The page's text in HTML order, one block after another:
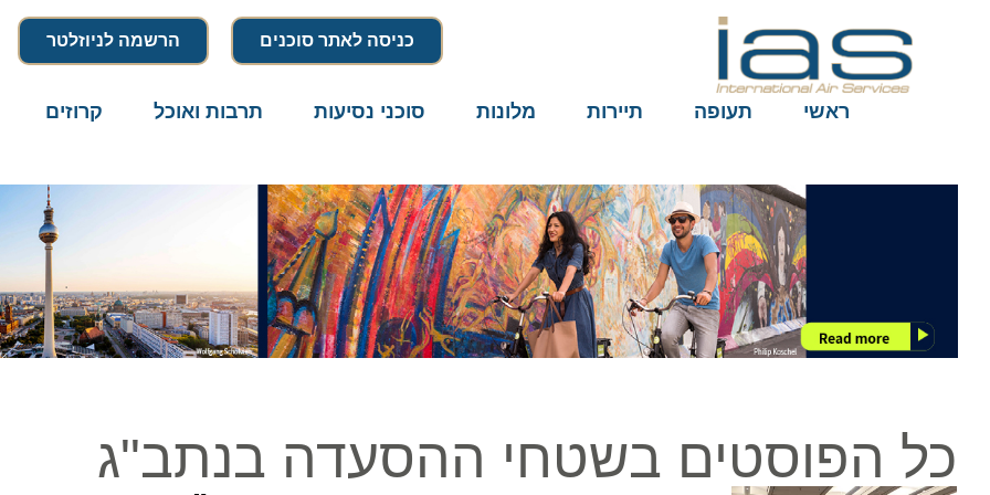
כניסה לאתר סוכנים הרשמה לניוזלטר
ראשי תעופה תיירות מלונות סוכני נסיעות תרבות ואוכל קרוזים
כל הפוסטים בשטחי ההסעדה בנתב"ג